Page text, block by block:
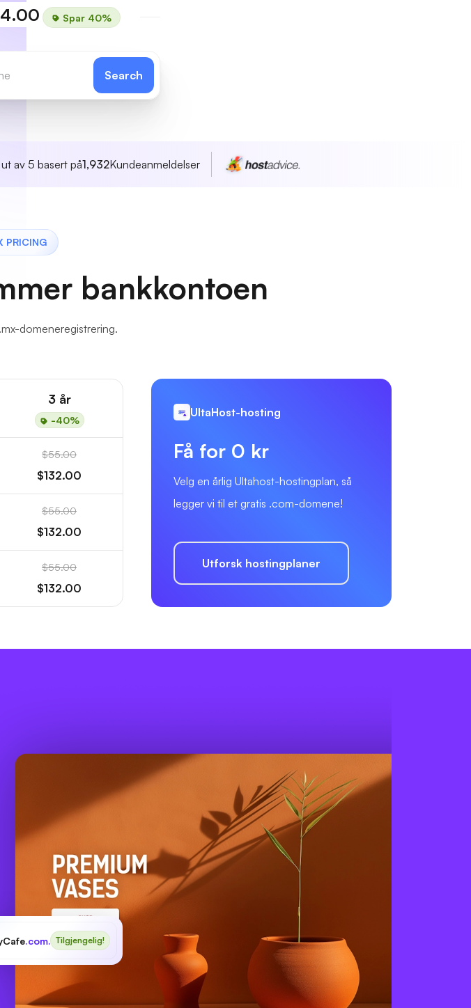
Spar 40%
Search
av 5 basert på1,932Kundeanmeldelser
PRICING
bankkontoen
domeneregistrering.
3 år
-40%
$55.00
$132.00
$55.00
$132.00
$55.00
$132.00
UltaHost-hosting
Få for 0 kr
Velg en årlig Ultahost-hostingplan, så
legger vi til et gratis .com-domene!
Utforsk hostingplaner
.com.mxTilgjengelig!